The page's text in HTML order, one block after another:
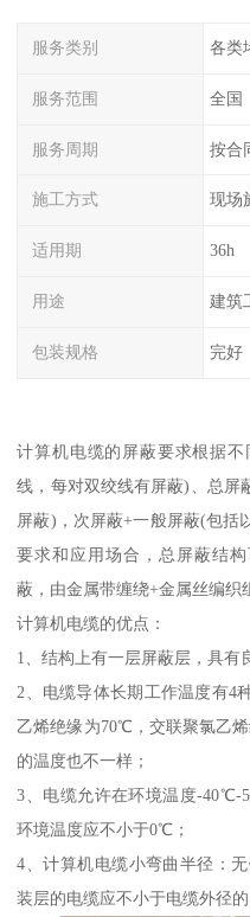
服务类别 各类
服务范围 全国
服务周期 按合
施工方式 现场
适用期 36h
用途 建筑
包装规格 完好
计算机电缆的屏蔽要求根据
线，每对双绞线有屏蔽)、总屏
屏蔽)，次屏蔽+一般屏蔽(包括
要求和应用场合，总屏蔽结
蔽，由金属带缠绕+金属丝编织
计算机电缆的优点：
1、结构上有一层屏蔽层，具有
2、电缆导体长期工作温度有4
乙烯绝缘为70℃，交联聚氯乙
的温度也不一样；
3、电缆允许在环境温度-40℃-
环境温度应不小于0℃；
4、计算机电缆小弯曲半径：
装层的电缆应不小于电缆外径的